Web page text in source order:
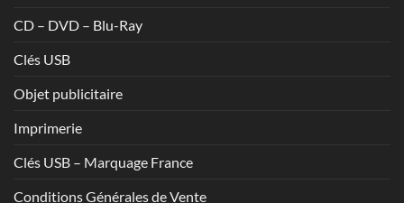
CD – DVD – Blu-Ray
Clés USB
Objet publicitaire
Imprimerie
Clés USB – Marquage France
Conditions Générales de Vente